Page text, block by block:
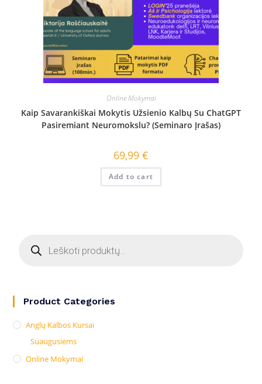
Online Mokymai
Kaip Savarankiškai Mokytis Užsienio Kalbų Su ChatGPT
Pasiremiant Neuromokslu? (seminaro Įrašas)
69,99 €
Add to cart
Product Categories
Anglų Kalbos Kursai
Suaugusiems
Online Mokymai